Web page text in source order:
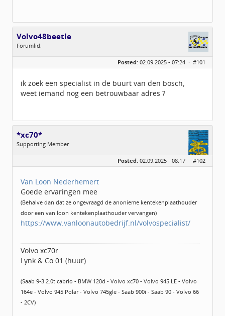
Volvo48beetle
Forumlid.
Geslacht:
n/a
Geregistreerd:05 / 2025
Posted: 02.09.2025 - 07:24 · #101
ik zoek een specialist in de buurt van den bosch,
weet iemand nog een betrouwbaar adres ?
*xc70*
Supporting Member
Geregistreerd:03 / 2024
Posted: 02.09.2025 - 08:17 · #102
Van Loon Nederhemert
Goede ervaringen mee
(Behalve dan dat ze ongevraagd de anonieme kentekenplaathouder
door een van loon kentekenplaathouder vervangen)
https://www.vanloonautobedrijf.nl/volvospecialist/
Volvo xc70r
Lynk & Co 01 (huur)
(Saab 9-3 2.0t cabrio - BMW 120d - Volvo xc70 - Volvo 945 LE - Volvo
164e - Volvo 945 Polar - Volvo 745gle - Saab 900i - Saab 90 - Volvo 66
- 2CV)